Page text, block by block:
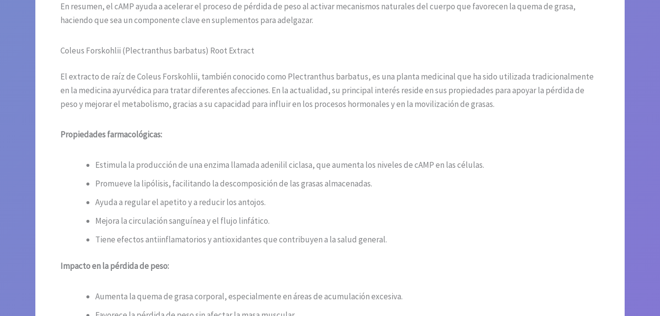
En resumen, el cAMP ayuda a acelerar el proceso de pérdida de peso al activar mecanismos naturales del cuerpo que favorecen la quema de grasa,
haciendo que sea un componente clave en suplementos para adelgazar.
Coleus Forskohlii (Plectranthus barbatus) Root Extract
El extracto de raíz de Coleus Forskohlii, también conocido como Plectranthus barbatus, es una planta medicinal que ha sido utilizada tradicionalmente
en la medicina ayurvédica para tratar diferentes afecciones. En la actualidad, su principal interés reside en sus propiedades para apoyar la pérdida de
peso y mejorar el metabolismo, gracias a su capacidad para influir en los procesos hormonales y en la movilización de grasas.
Propiedades farmacológicas:
Estimula la producción de una enzima llamada adenilil ciclasa, que aumenta los niveles de cAMP en las células.
Promueve la lipólisis, facilitando la descomposición de las grasas almacenadas.
Ayuda a regular el apetito y a reducir los antojos.
Mejora la circulación sanguínea y el flujo linfático.
Tiene efectos antiinflamatorios y antioxidantes que contribuyen a la salud general.
Impacto en la pérdida de peso:
Aumenta la quema de grasa corporal, especialmente en áreas de acumulación excesiva.